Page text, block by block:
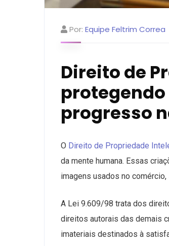
Por: Equipe Feltrim Correa
Direito de
progresso
O Direito de Propriedade
da mente humana. Essas
imagens usados no
A Lei 9.609/98 trata dos
direitos autorais das demais
imateriais destinados à